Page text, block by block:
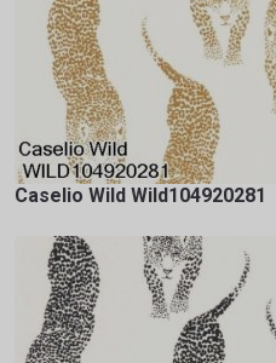
Caselio Wild Wild104920281